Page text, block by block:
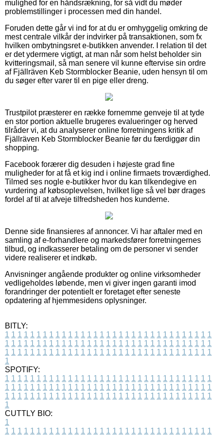
mulighed for en håndsrækning, for så vidt du møder
problemstillinger i processen med din handel.
Foruden dette går vi ind for at du er omhyggelig omkring de
mest centrale vilkår der indvirker på transaktionen, som fx
hvilken ombytningsret e-butikken anvender. I relation til det
er det ydermere vigtigt, at man når som helst beholder sin
kvitteringsmail, så man senere vil kunne eftervise sin ordre
af Fjällräven Keb Stormblocker Beanie, uden hensyn til om
du søger efter varer til en pige eller dreng.
Trustpilot præsterer en række fornemme genveje til at tyde
en stor portion aktuelle brugeres evalueringer og herved
tilråder vi, at du analyserer online forretningens kritik af
Fjällräven Keb Stormblocker Beanie før du færdiggør din
shopping.
Facebook forærer dig desuden i højeste grad fine
muligheder for at få et kig ind i online firmaets troværdighed.
Tilmed ses nogle e-butikker hvor du kan tilkendegive en
vurdering af købsoplevelsen, hvilket lige så vel bør drages
fordel af til at afveje tilfredsheden hos kunderne.
Denne side finansieres af annoncer. Vi har aftaler med en
samling af e-forhandlere og markedsfører forretningernes
tilbud, og indkasserer betaling om de personer vi sender
videre realiserer et indkøb.
Anvisninger angående produkter og online virksomheder
vedligeholdes løbende, men vi giver ingen garanti imod
forandringer der potentielt er foretaget efter seneste
opdatering af hjemmesidens oplysninger.
BITLY:
1 1 1 1 1 1 1 1 1 1 1 1 1 1 1 1 1 1 1 1 1 1 1 1 1 1 1 1 1 1 1 1 1
1 1 1 1 1 1 1 1 1 1 1 1 1 1 1 1 1 1 1 1 1 1 1 1 1 1 1 1 1 1 1 1 1
1 1 1 1 1 1 1 1 1 1 1 1 1 1 1 1 1 1 1 1 1 1 1 1 1 1 1 1 1 1 1 1 1
1
SPOTIFY:
1 1 1 1 1 1 1 1 1 1 1 1 1 1 1 1 1 1 1 1 1 1 1 1 1 1 1 1 1 1 1 1 1
1 1 1 1 1 1 1 1 1 1 1 1 1 1 1 1 1 1 1 1 1 1 1 1 1 1 1 1 1 1 1 1 1
1 1 1 1 1 1 1 1 1 1 1 1 1 1 1 1 1 1 1 1 1 1 1 1 1 1 1 1 1 1 1 1 1
1
CUTTLY BIO:
1
1 1 1 1 1 1 1 1 1 1 1 1 1 1 1 1 1 1 1 1 1 1 1 1 1 1 1 1 1 1 1 1 1